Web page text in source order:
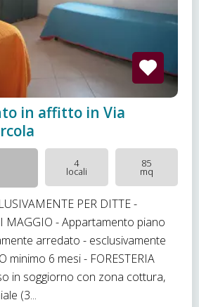
in affitto in Via
4
locali
85
mq
PER DITTE -
MAGGIO - Appartamento piano
arredato - esclusivamente
minimo 6 mesi - FORESTERIA
in soggiorno con zona cottura,
(3...